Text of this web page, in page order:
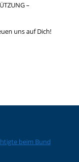
–
uns auf Dich!